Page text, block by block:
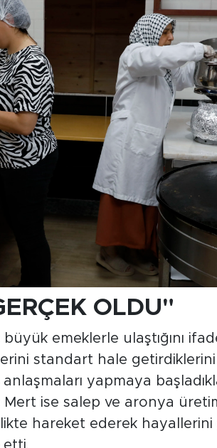
OLDU"
emeklerle ulaştığını
standart hale getirdiklerini
yapmaya
ise salep ve aronya
hareket ederek